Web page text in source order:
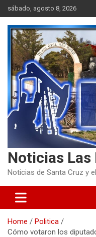
Skip
to
content
sábado, agosto 8, 2026
Noticias Las
Noticias de Santa Cruz y
Home
Politica
Cómo votaron los